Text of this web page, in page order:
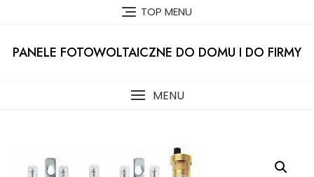
TOP MENU
PANELE FOTOWOLTAICZNE DO DOMU I DO FIRMY
MENU